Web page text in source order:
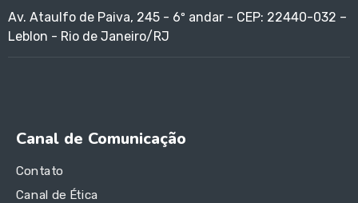
Av. Ataulfo de Paiva, 245 - 6º andar - CEP: 22440-032 –
Leblon - Rio de Janeiro/RJ
Canal de Comunicação
Contato
Canal de Ética